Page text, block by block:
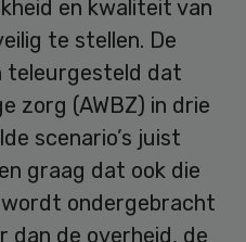
en kwaliteit van
te stellen. De
teleurgesteld dat
zorg (AWBZ) in drie
scenario’s juist
graag dat ook die
ondergebracht
dan de overheid, de